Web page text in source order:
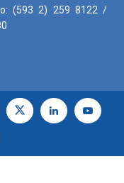
(593 2) 259 8122 /